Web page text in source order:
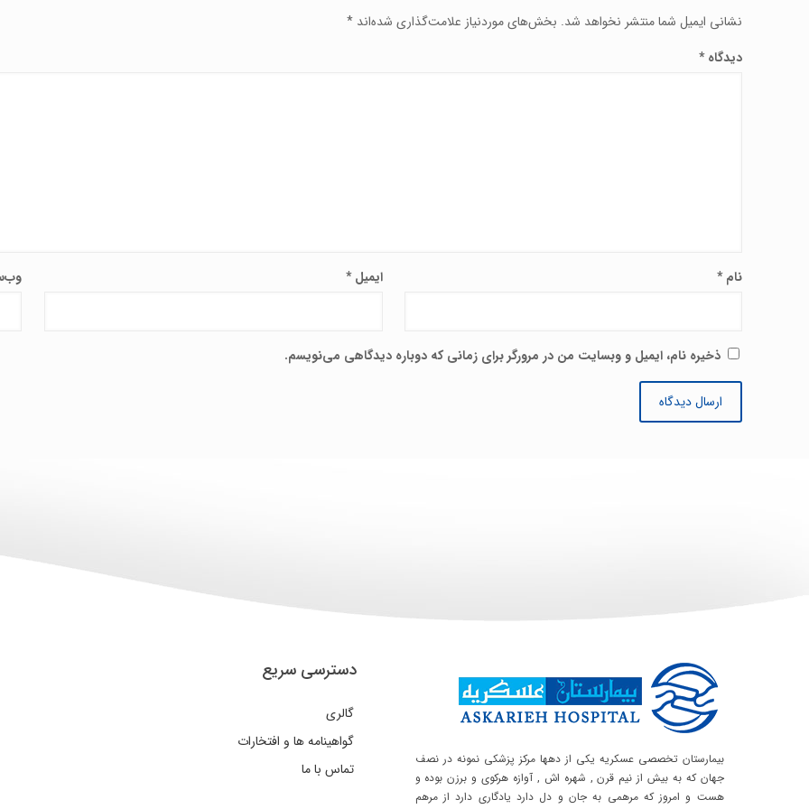
نشانی ایمیل شما منتشر نخواهد شد. بخش‌های موردنیاز علامت‌گذاری شده‌اند*
دیدگاه*
نام* ایمیل*
ذخیره نام، ایمیل و وبسایت من در مرورگر برای زمانی که دوباره دیدگاهی می‌نویسم.
بیمارستان تخصصی عسکریه یکی از دهها مرکز پزشکی نمونه در نصف
جهان که به بیش از نیم قرن , شهره اش , آوازه هرکوی و برزن بوده و
هست و امروز که مرهمی به جان و دل دارد یادگاری دارد از مرهم
دسترسی سریع
گالری
گواهینامه ها و افتخارات
تماس با ما